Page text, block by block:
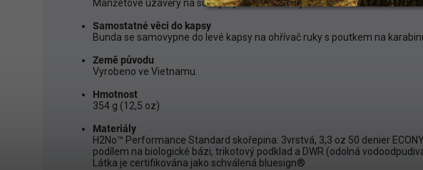
Manžetové uzávěry na suchý zip a nastavitelný lem se stahovací šňůrkou
Samostatné věci do kapsy
Bunda se samovypne do levé kapsy na ohřívač ruky s poutkem na
Země původu
Vyrobeno ve Vietnamu.
Hmotnost
354 g (12,5 oz)
Materiály
H2No™ Performance Standard skořepina: 3vrstvá, 3,3 oz 50 denier
podílem na biologické bázi, trikotový podklad a DWR (odolná
Látka je certifikována jako schválená bluesign®